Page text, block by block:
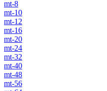
mt-8
mt-10
mt-12
mt-16
mt-20
mt-24
mt-32
mt-40
mt-48
mt-56